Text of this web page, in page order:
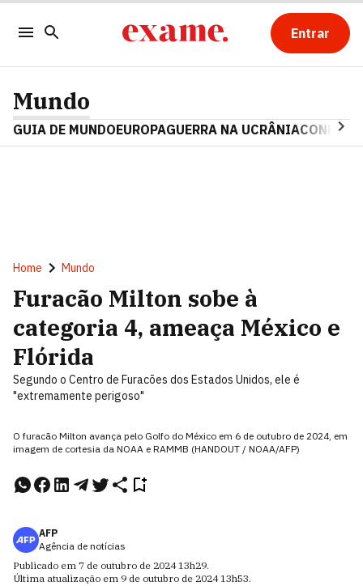
Entrar
Mundo
GUIA DE MUNDOEUROPAGUERRA NA UCRÂNIA
Home Mundo
Furacão Milton sobe à
categoria 4, ameaça México e
Flórida
Segundo o Centro de Furacões dos Estados Unidos, ele é
"extremamente perigoso"
O furacão Milton avança pelo Golfo do México em 6 de outubro de 2024, em
imagem de cortesia da NOAA e RAMMB (HANDOUT / NOAA/AFP)
AFP
Agência de notícias
Publicado em 7 de outubro de 2024 13h29.
Última atualização em 9 de outubro de 2024 13h53.